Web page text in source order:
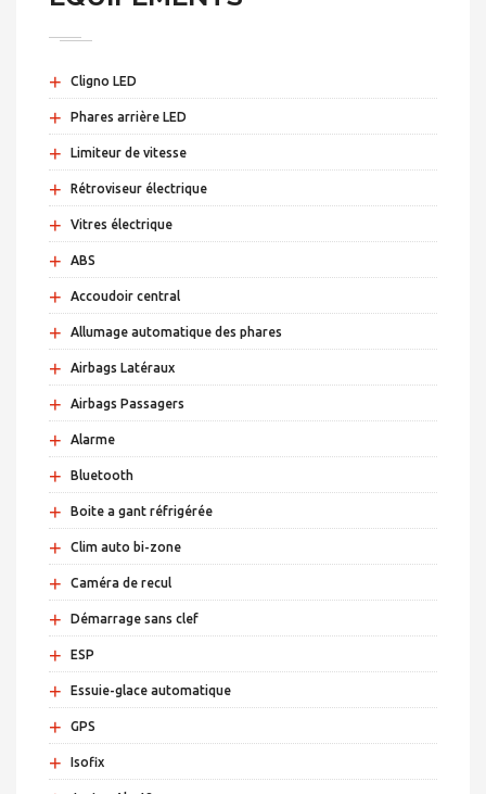
+ Cligno LED
+ Phares arrière LED
+ Limiteur de vitesse
+ Rétroviseur électrique
+ Vitres électrique
+ ABS
+ Accoudoir central
+ Allumage automatique des phares
+ Airbags Latéraux
+ Airbags Passagers
+ Alarme
+ Bluetooth
+ Boite a gant réfrigérée
+ Clim auto bi-zone
+ Caméra de recul
+ Démarrage sans clef
+ ESP
+ Essuie-glace automatique
+ GPS
+ Isofix